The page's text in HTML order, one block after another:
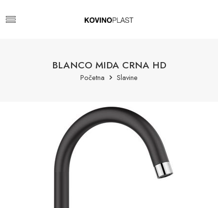
BLANCO MIDA CRNA HD
Početna Slavine